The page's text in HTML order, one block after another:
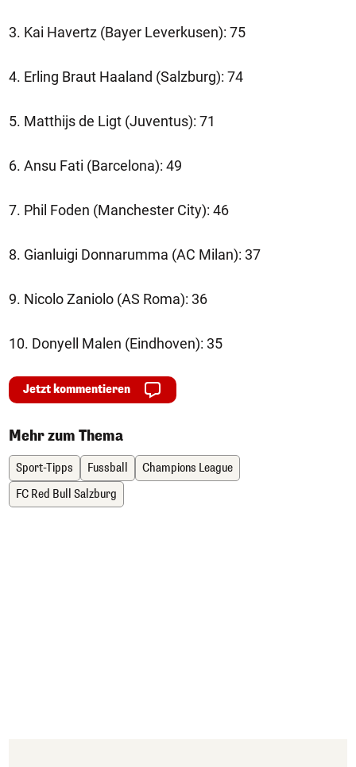
3. Kai Havertz (Bayer Leverkusen): 75
4. Erling Braut Haaland (Salzburg): 74
5. Matthijs de Ligt (Juventus): 71
6. Ansu Fati (Barcelona): 49
7. Phil Foden (Manchester City): 46
8. Gianluigi Donnarumma (AC Milan): 37
9. Nicolo Zaniolo (AS Roma): 36
10. Donyell Malen (Eindhoven): 35
Jetzt kommentieren
Mehr zum Thema
Sport-Tipps Fussball
Champions League
FC Red Bull Salzburg